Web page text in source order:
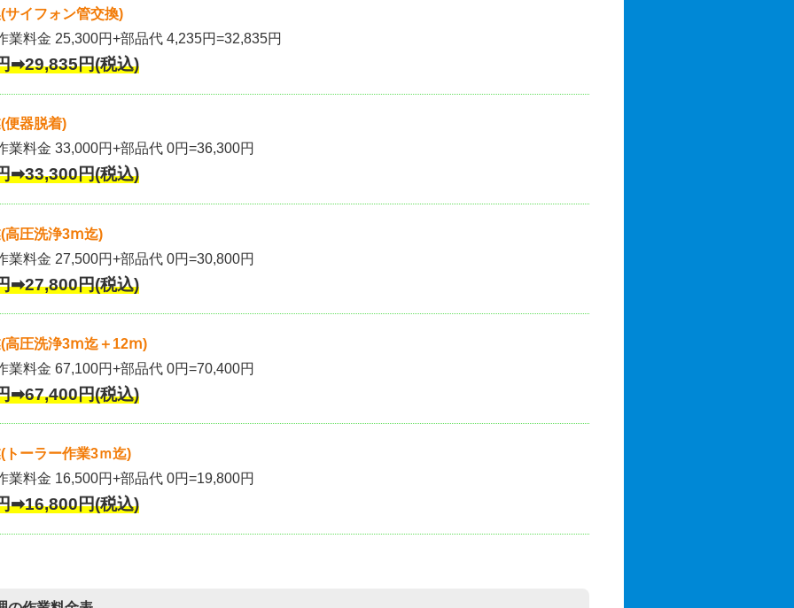
サイフォン管交換)
業料金 25,300円+部品代 4,235円=32,835円
➡29,835円(税込)
便器脱着)
業料金 33,000円+部品代 0円=36,300円
➡33,300円(税込)
高圧洗浄3ⅿ迄)
業料金 27,500円+部品代 0円=30,800円
➡27,800円(税込)
(高圧洗浄3ⅿ迄＋12ⅿ)
業料金 67,100円+部品代 0円=70,400円
➡67,400円(税込)
トーラー作業3ｍ迄)
業料金 16,500円+部品代 0円=19,800円
➡16,800円(税込)